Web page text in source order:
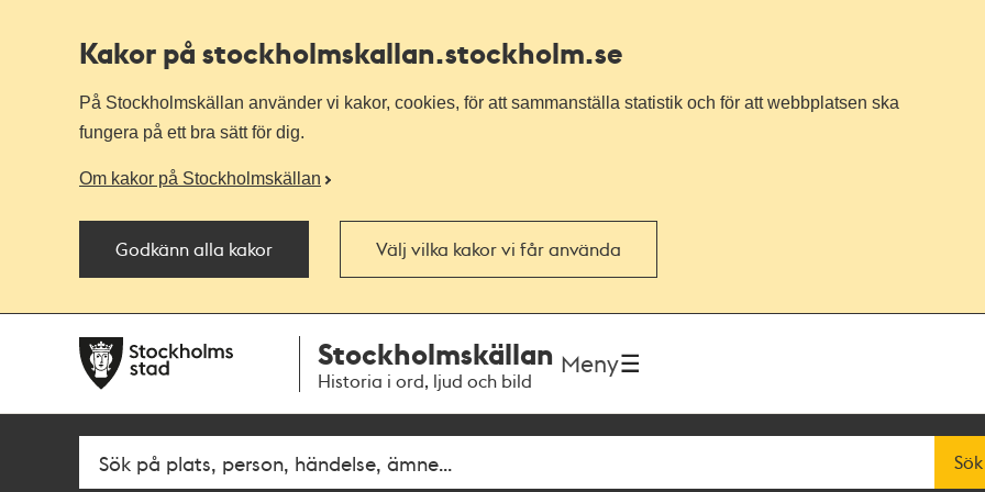
Kakor på stockholmskallan.stockholm.se
På Stockholmskällan använder vi kakor, cookies, för att sammanställa statistik och för att webbplatsen ska
fungera på ett bra sätt för dig.
Om kakor på Stockholmskällan
Godkänn alla kakor Välj vilka kakor vi får använda
navigationen
huvudinnehållet
Stockholmskällan
Historia i ord, ljud och bild
Meny
Fritextsök Sök